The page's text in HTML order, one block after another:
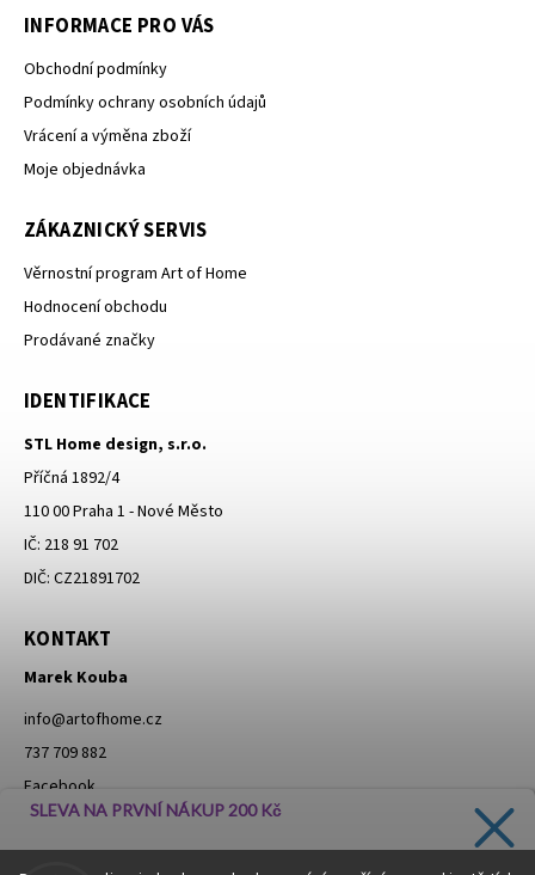
INFORMACE PRO VÁS
Obchodní podmínky
Podmínky ochrany osobních údajů
Vrácení a výměna zboží
Moje objednávka
ZÁKAZNICKÝ SERVIS
Věrnostní program Art of Home
Hodnocení obchodu
Prodávané značky
IDENTIFIKACE
STL Home design, s.r.o.
Příčná 1892/4
110 00 Praha 1 - Nové Město
IČ: 218 91 702
DIČ: CZ21891702
KONTAKT
Marek Kouba
info@artofhome.cz
737 709 882
Facebook
Instagram
SLEVA NA PRVNÍ NÁKUP 200 Kč